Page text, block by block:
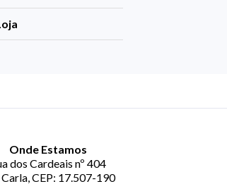
Onde Estamos
dos Cardeais nº 404
CEP: 17.507-190